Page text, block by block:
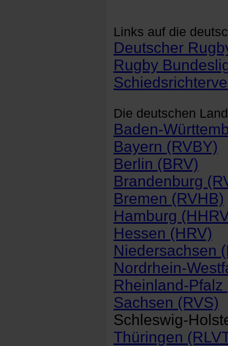
Links auf die
Deutscher
Rugby
Die deutschen
Baden-
Bayern (RVBY)
Berlin (BRV)
Brandenburg
Bremen (RVHB)
Hamburg
Hessen (HRV)
Niedersachsen
Nordrhein-
Rheinland-Pfalz
Sachsen (RVS)
Schleswig-
Thüringen